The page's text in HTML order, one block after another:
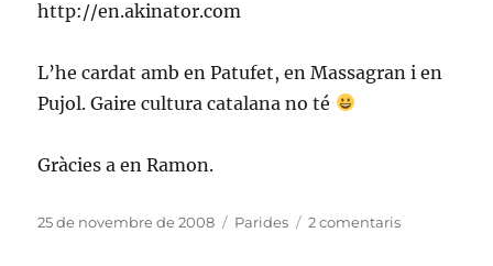
http://en.akinator.com
L’he cardat amb en Patufet, en Massagran i en
Pujol. Gaire cultura catalana no té
Gràcies a en Ramon.
Publicat
25 de novembre de 2008 Categories
Parides 2 comentarisa